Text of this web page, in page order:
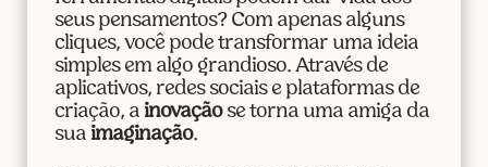
seus pensamentos? Com apenas alguns
cliques, você pode transformar uma ideia
simples em algo grandioso. Através de
aplicativos, redes sociais e plataformas de
criação, a inovaçãose torna uma amiga da
sua imaginação.